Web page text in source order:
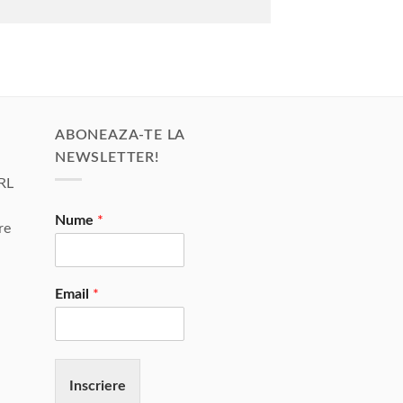
ABONEAZA-TE LA
NEWSLETTER!
Nume *
Email *
Inscriere